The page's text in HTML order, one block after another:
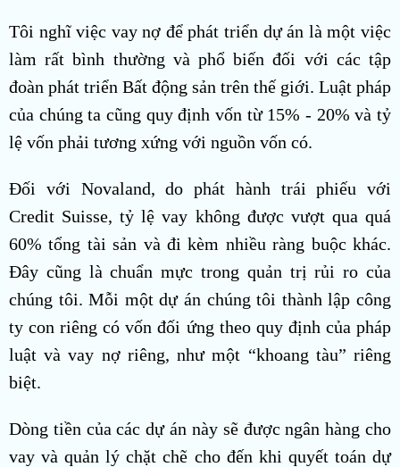
Tôi nghĩ việc vay nợ để phát triển dự án là một việc
làm rất bình thường và phổ biến đối với các tập
đoàn phát triển Bất động sản trên thế giới. Luật pháp
của chúng ta cũng quy định vốn từ 15% - 20% và tỷ
lệ vốn phải tương xứng với nguồn vốn có.
Đối với Novaland, do phát hành trái phiếu với
Credit Suisse, tỷ lệ vay không được vượt qua quá
60% tổng tài sản và đi kèm nhiều ràng buộc khác.
Đây cũng là chuẩn mực trong quản trị rủi ro của
chúng tôi. Mỗi một dự án chúng tôi thành lập công
ty con riêng có vốn đối ứng theo quy định của pháp
luật và vay nợ riêng, như một “khoang tàu” riêng
biệt.
Dòng tiền của các dự án này sẽ được ngân hàng cho
vay và quản lý chặt chẽ cho đến khi quyết toán dự